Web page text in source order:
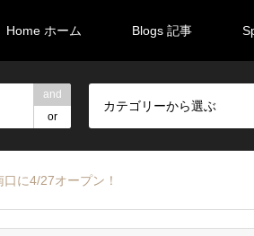
Home ホーム Blogs 記事
and
or
カテゴリーから選ぶ
に4/27オープン！